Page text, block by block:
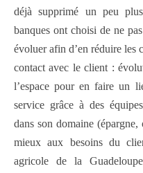
déjà supprimé un peu
banques ont choisi de ne
évoluer afin d’en réduire les
contact avec le client :
l’espace pour en faire un
service grâce à des
dans son domaine
mieux aux besoins du
agricole de la